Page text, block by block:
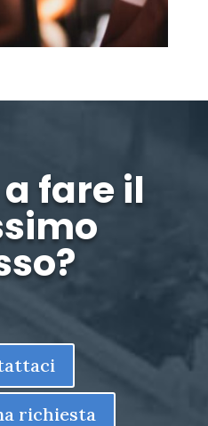
fare il
richiesta